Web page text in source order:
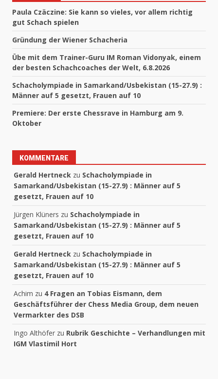
Paula Czäczine: Sie kann so vieles, vor allem richtig
gut Schach spielen
Gründung der Wiener Schacheria
Übe mit dem Trainer-Guru IM Roman Vidonyak, einem
der besten Schachcoaches der Welt, 6.8.2026
Schacholympiade in Samarkand/Usbekistan (15-27.9) :
Männer auf 5 gesetzt, Frauen auf 10
Premiere: Der erste Chessrave in Hamburg am 9.
Oktober
KOMMENTARE
Gerald Hertneck zu Schacholympiade in
Samarkand/Usbekistan (15-27.9) : Männer auf 5
gesetzt, Frauen auf 10
Jürgen Klüners zu Schacholympiade in
Samarkand/Usbekistan (15-27.9) : Männer auf 5
gesetzt, Frauen auf 10
Gerald Hertneck zu Schacholympiade in
Samarkand/Usbekistan (15-27.9) : Männer auf 5
gesetzt, Frauen auf 10
Achim zu 4 Fragen an Tobias Eismann, dem
Geschäftsführer der Chess Media Group, dem neuen
Vermarkter des DSB
Ingo Althöfer zu Rubrik Geschichte – Verhandlungen mit
IGM Vlastimil Hort